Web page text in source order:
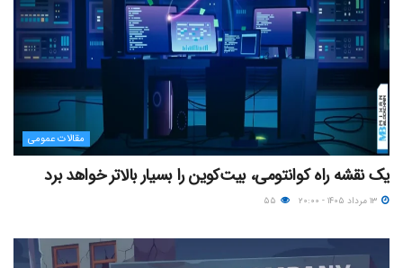
مقالات عمومی
یک نقشه راه کوانتومی، بیت‌کوین را بسیار بالاتر خواهد برد